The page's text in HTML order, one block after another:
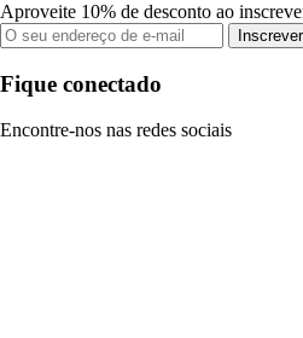
Aproveite 10% de desconto ao
Fique conectado
Encontre-nos nas redes sociais